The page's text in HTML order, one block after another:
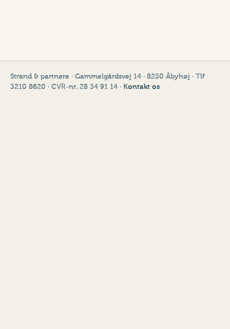
Strand & partnere · Gammelgårdsvej 14 · 8230 Åbyhøj · Tlf
3210 8620 · CVR-nr. 28 34 91 14 · Kontakt os